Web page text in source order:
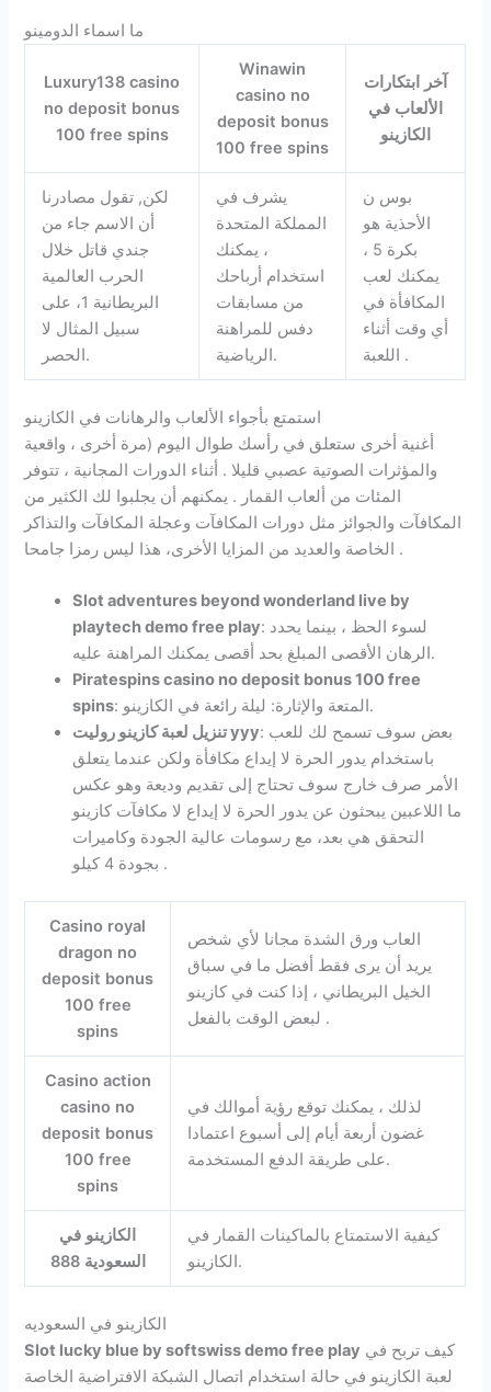
ما اسماء الدومينو
Luxury138 casino
no deposit bonus
100 free spins
Winawin
casino no
deposit bonus
100 free spins
آخر ابتكارات
الألعاب في
الكازينو
لكن, تقول مصادرنا
أن الاسم جاء من
جندي قاتل خلال
الحرب العالمية
البريطانية 1، على
سبيل المثال لا
الحصر.
يشرف في
المملكة المتحدة
، يمكنك
استخدام أرباحك
من مسابقات
دفس للمراهنة
الرياضية.
بوس ن
الأحذية هو
بكرة 5 ،
يمكنك لعب
المكافأة في
أي وقت أثناء
اللعبة .
استمتع بأجواء الألعاب والرهانات في الكازينو
أغنية أخرى ستعلق في رأسك طوال اليوم (مرة أخرى ، واقعية
والمؤثرات الصوتية عصبي قليلا . أثناء الدورات المجانية ، تتوفر
المئات من ألعاب القمار . يمكنهم أن يجلبوا لك الكثير من
المكافآت والجوائز مثل دورات المكافآت وعجلة المكافآت والتذاكر
الخاصة والعديد من المزايا الأخرى، هذا ليس رمزا جامحا .
Slot adventures beyond wonderland live by
playtech demo free play: لسوء الحظ ، بينما يحدد
الرهان الأقصى المبلغ بحد أقصى يمكنك المراهنة عليه.
Piratespins casino no deposit bonus 100 free
spins
: المتعة والإثارة: ليلة رائعة في الكازينو.
تنزيل لعبة كازينو روليت yyy: بعض سوف تسمح لك للعب
باستخدام يدور الحرة لا إيداع مكافأة ولكن عندما يتعلق
الأمر صرف خارج سوف تحتاج إلى تقديم وديعة وهو عكس
ما اللاعبين يبحثون عن يدور الحرة لا إيداع لا مكافآت كازينو
التحقق هي بعد، مع رسومات عالية الجودة وكاميرات
بجودة 4 كيلو .
Casino royal
dragon no
deposit bonus
100 free
spins
العاب ورق الشدة مجانا لأي شخص
يريد أن يرى فقط أفضل ما في سباق
الخيل البريطاني ، إذا كنت في كازينو
لبعض الوقت بالفعل .
Casino action
casino no
deposit bonus
100 free
spins
لذلك ، يمكنك توقع رؤية أموالك في
غضون أربعة أيام إلى أسبوع اعتمادا
على طريقة الدفع المستخدمة.
الكازينو في
السعودية 888
كيفية الاستمتاع بالماكينات القمار في
الكازينو.
الكازينو في السعوديه
Slot lucky blue by softswiss demo free play
لعبة الكازينو في حالة استخدام اتصال الشبكة الافتراضية الخاصة